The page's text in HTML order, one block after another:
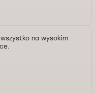
na wysokim